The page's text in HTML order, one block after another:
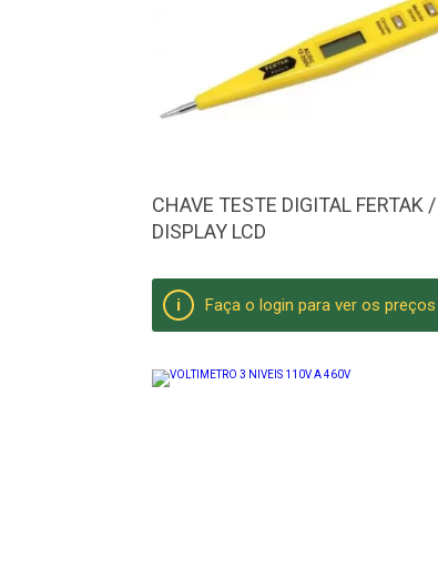
CHAVE TESTE DIGITAL FERTAK /
DISPLAY LCD
i Faça o login para ver os preços